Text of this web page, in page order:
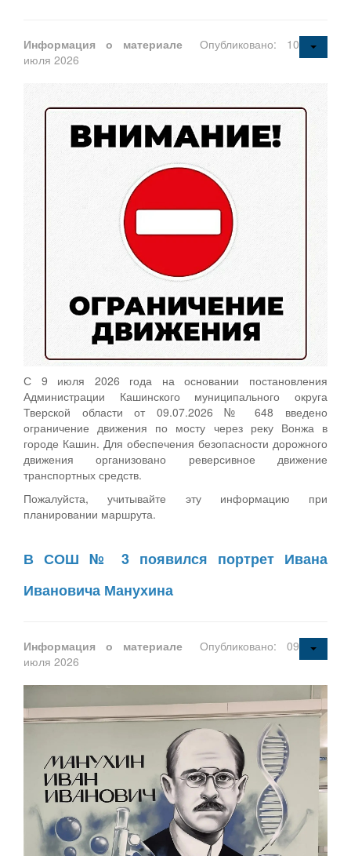
Информация о материале
Опубликовано: 10
июля 2026
С 9 июля 2026 года на основании постановления
Администрации Кашинского муниципального округа
Тверской области от 09.07.2026 № 648 введено
ограничение движения по мосту через реку Вонжа в
городе Кашин. Для обеспечения безопасности дорожного
движения организовано реверсивное движение
транспортных средств.
Пожалуйста, учитывайте эту информацию при
планировании маршрута.
В СОШ № 3 появился портрет Ивана
Ивановича Манухина
Информация о материале
Опубликовано: 09
июля 2026